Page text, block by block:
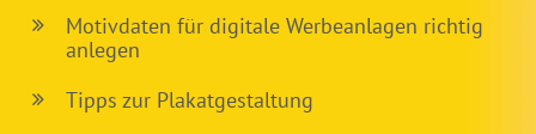
Motivdaten für digitale Werbeanlagen richtig
anlegen
Tipps zur Plakatgestaltung